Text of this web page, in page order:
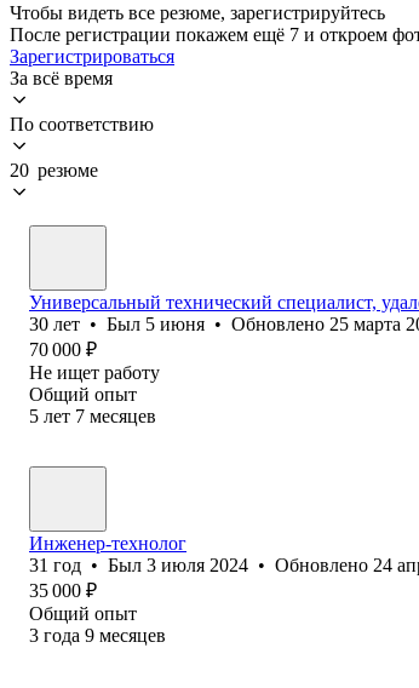
Чтобы видеть все резюме, зарегистрируйтесь
После регистрации покажем ещё 7 и откроем
Зарегистрироваться
За всё время
По соответствию
20 резюме
Универсальный технический специалист,
30 лет • Был 5 июня • Обновлено 25 марта
70 000 ₽
Не ищет работу
Общий опыт
5 лет 7 месяцев
Инженер-технолог
31 год • Был 3 июля 2024 • Обновлено 24
35 000 ₽
Общий опыт
3 года 9 месяцев